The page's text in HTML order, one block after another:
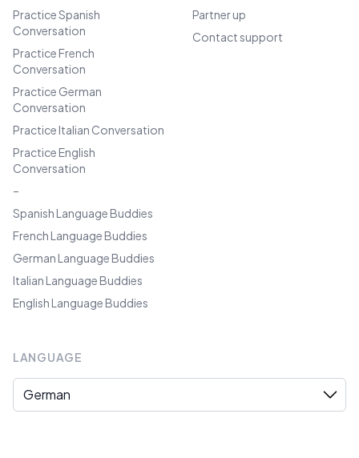
Practice Spanish
Conversation
Practice French
Conversation
Practice German
Conversation
Practice Italian Conversation
Practice English
Conversation
–
Spanish Language Buddies
French Language Buddies
German Language Buddies
Italian Language Buddies
English Language Buddies
Partner up
Contact support
LANGUAGE
Language